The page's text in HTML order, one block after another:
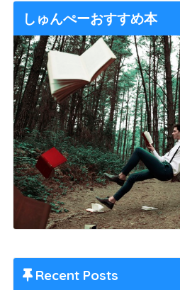
しゅんぺーおすすめ本
Recent Posts